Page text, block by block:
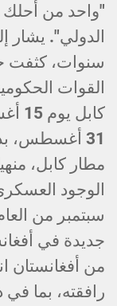
"واحد من أحلك
سنوات، كثفت
القوات
31 أغسطس،
الوجود
سبتمبر من
جديدة في
من أفغانستان
رافقته، بما